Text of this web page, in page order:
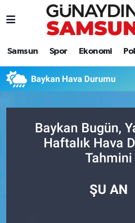
Samsun Spor Ekonomi
Baykan Hava Durumu
Baykan Bugün,
Haftalık Hava
Tahmini
ŞU AN
Samsun
Ekonomi
Turizm
Nöbetçi Eczaneler
Trafik Durumu
Tüm Manşetler
Son Dakika Haberleri